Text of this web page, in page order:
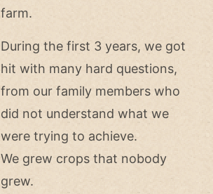
farm.
During the first 3 years, we got
hit with many hard questions,
from our family members who
did not understand what we
were trying to achieve.
We grew crops that nobody
grew.